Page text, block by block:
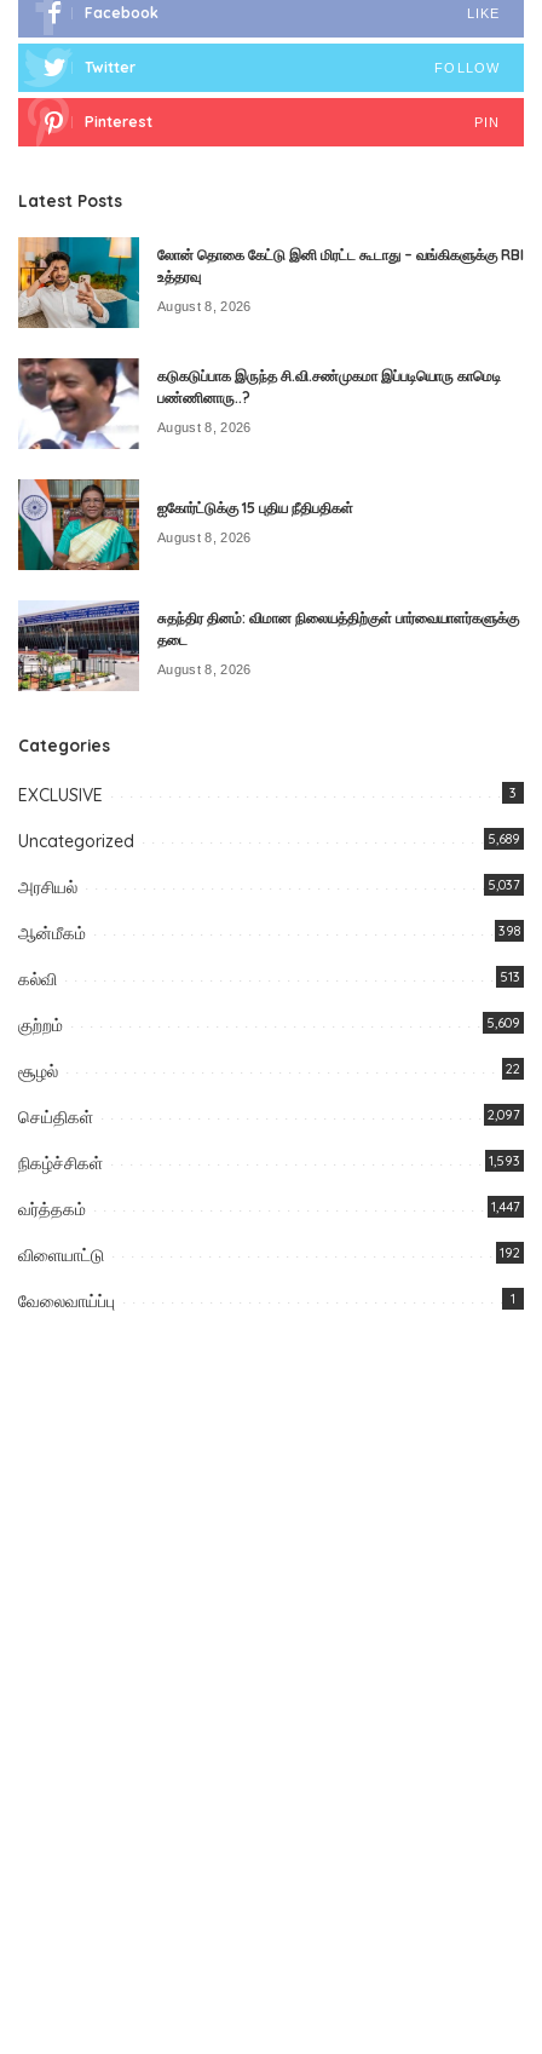
Facebook LIKE
Twitter FOLLOW
Pinterest PIN
Latest Posts
லோன் தொகை கேட்டு இனி மிரட்ட கூடாது – வங்கிகளுக்கு RBI
உத்தரவு
August 8, 2026
கடுகடுப்பாக இருந்த சி.வி.சண்முகமா இப்படியொரு காமெடி
பண்ணினாரு..?
August 8, 2026
ஐகோர்ட்டுக்கு 15 புதிய நீதிபதிகள்
August 8, 2026
சுதந்திர தினம்: விமான நிலையத்திற்குள் பார்வையாளர்களுக்கு
தடை
August 8, 2026
Categories
EXCLUSIVE 3
Uncategorized 5,689
அரசியல் 5,037
ஆன்மீகம் 398
கல்வி 513
குற்றம் 5,609
சூழல் 22
செய்திகள் 2,097
நிகழ்ச்சிகள் 1,593
வர்த்தகம் 1,447
விளையாட்டு 192
வேலைவாய்ப்பு 1